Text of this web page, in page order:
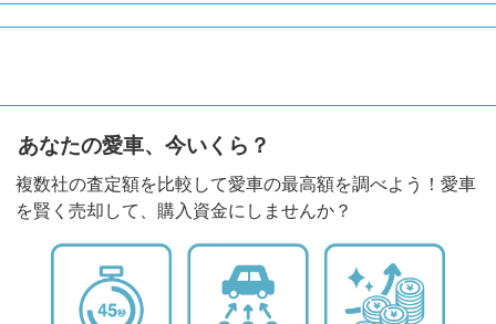
あなたの愛車、今いくら？
複数社の査定額を比較して愛車の最高額を調べよう！愛車
を賢く売却して、購入資金にしませんか？